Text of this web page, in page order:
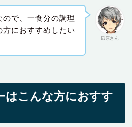
凪原さん
で、一食分の調理
方におすすめしたい
はこんな方におすす